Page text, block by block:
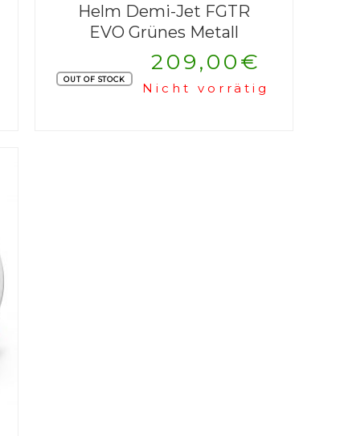
Helm Demi-Jet FGTR
EVO Grünes Metall
OUT OF STOCK
209,00€
Nicht vorrätig